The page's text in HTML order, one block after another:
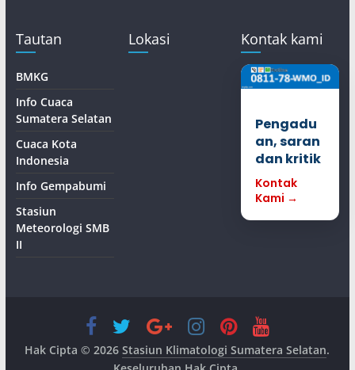
Tautan
BMKG
Info Cuaca
Sumatera Selatan
Cuaca Kota
Indonesia
Info Gempabumi
Stasiun
Meteorologi SMB
II
Lokasi Kontak kami
Pengadu
an, saran
dan kritik
Kontak
Kami →
Hak Cipta © 2026Stasiun Klimatologi Sumatera Selatan.